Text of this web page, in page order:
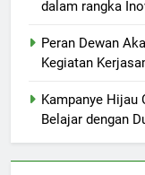
dalam rangka
Peran Dewan
Kegiatan
Kampanye Hijau
Belajar dengan